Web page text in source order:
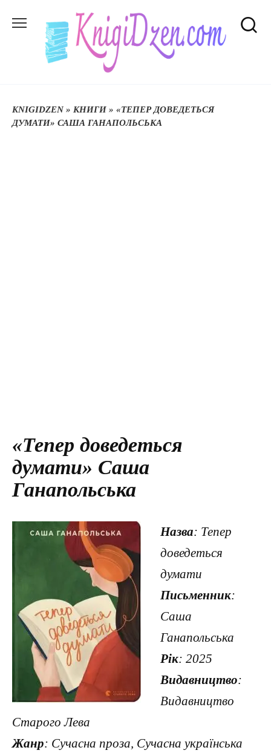
до
KNIGIDZEN» КНИГИ » «ТЕПЕР ДОВЕДЕТЬСЯ
ДУМАТИ» САША ГАНАПОЛЬСЬКА
«Тепер доведеться
думати» Саша
Ганапольська
Назва: Тепер
доведеться
думати
Письменник:
Саша
Ганапольська
Рік: 2025
Видавництво:
Видавництво
Старого Лева
Жанр: Сучасна проза, Сучасна українська